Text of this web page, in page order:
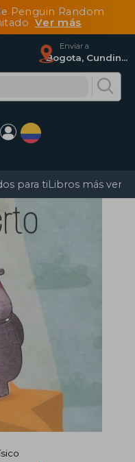
Penguin Random
Ver más
Enviar a
Bogota, Cundinamarca
para tiLibros más